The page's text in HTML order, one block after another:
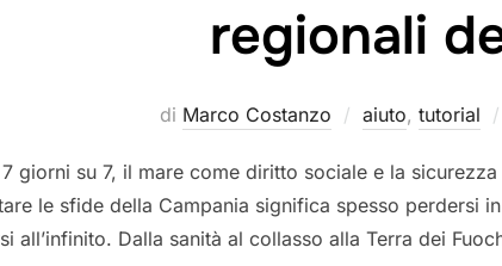
regionali
di Marco Costanzo aiuto, tutorial
7 giorni su 7, il mare come diritto sociale e la
le sfide della Campania significa spesso perdersi
all’infinito. Dalla sanità al collasso alla Terra dei